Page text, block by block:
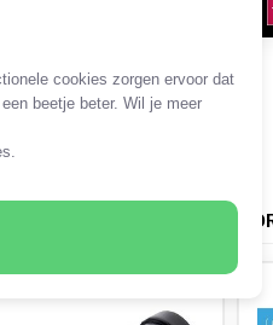
cookies zorgen ervoor dat
beetje beter. Wil je meer